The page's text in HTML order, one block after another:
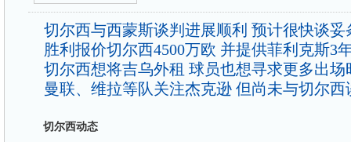
切尔西与西蒙斯谈判进展顺利 预计很快谈妥
胜利报价切尔西4500万欧 并提供菲利克斯3
切尔西想将吉乌外租 球员也想寻求更多出场
曼联、维拉等队关注杰克逊 但尚未与切尔西
切尔西动态